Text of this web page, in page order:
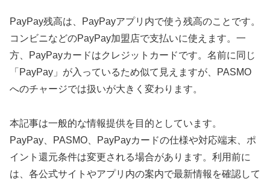
PayPay残高は、PayPayアプリ内で使う残高のことです。
コンビニなどのPayPay加盟店で支払いに使えます。一
方、PayPayカードはクレジットカードです。名前に同じ
「PayPay」が入っているため似て見えますが、PASMO
へのチャージでは扱いが大きく変わります。
本記事は一般的な情報提供を目的としています。
PayPay、PASMO、PayPayカードの仕様や対応端末、ポ
イント還元条件は変更される場合があります。利用前に
は、各公式サイトやアプリ内の案内で最新情報を確認して